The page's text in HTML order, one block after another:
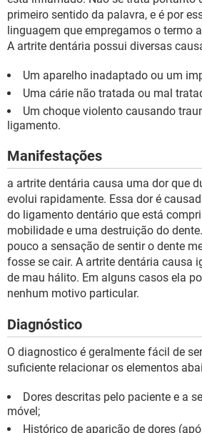
primeiro sentido da palavra, e é por
linguagem que empregamos o termo
A artrite dentária possui diversas
Um aparelho inadaptado ou um
Uma cárie não tratada ou mal
Um choque violento causando
ligamento.
Manifestações
a artrite dentária causa uma dor que
evolui rapidamente. Essa dor é
do ligamento dentário que está
mobilidade e uma destruição do
pouco a sensação de sentir o dente
fosse se cair. A artrite dentária causa
de mau hálito. Em alguns casos ela
nenhum motivo particular.
Diagnóstico
O diagnostico é geralmente fácil de
suficiente relacionar os elementos
Dores descritas pelo paciente e a
móvel;
Histórico de aparição de dores